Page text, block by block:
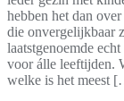
hebben het dan
die onvergelijkbaar
laatstgenoemde
voor álle leeftijden.
welke is het meest